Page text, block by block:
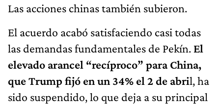
Las acciones chinas también subieron.
El acuerdo acabó satisfaciendo casi todas
las demandas fundamentales de Pekín. El
elevado arancel “recíproco” para China,
que Trump fijó en un 34% el 2 de abril, ha
sido suspendido, lo que deja a su principal